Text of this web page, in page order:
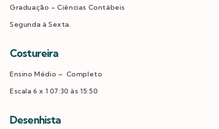
Graduação – Ciências Contábeis
Segunda à Sexta.
Costureira
Ensino Médio – Completo
Escala 6 x 1 07:30 às 15:50
Desenhista